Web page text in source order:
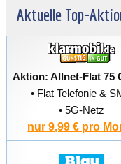
Aktuelle Top-
Aktion: Allnet-Flat 75
• Flat Telefonie &
• 5G-Netz
nur 9,99 € pro